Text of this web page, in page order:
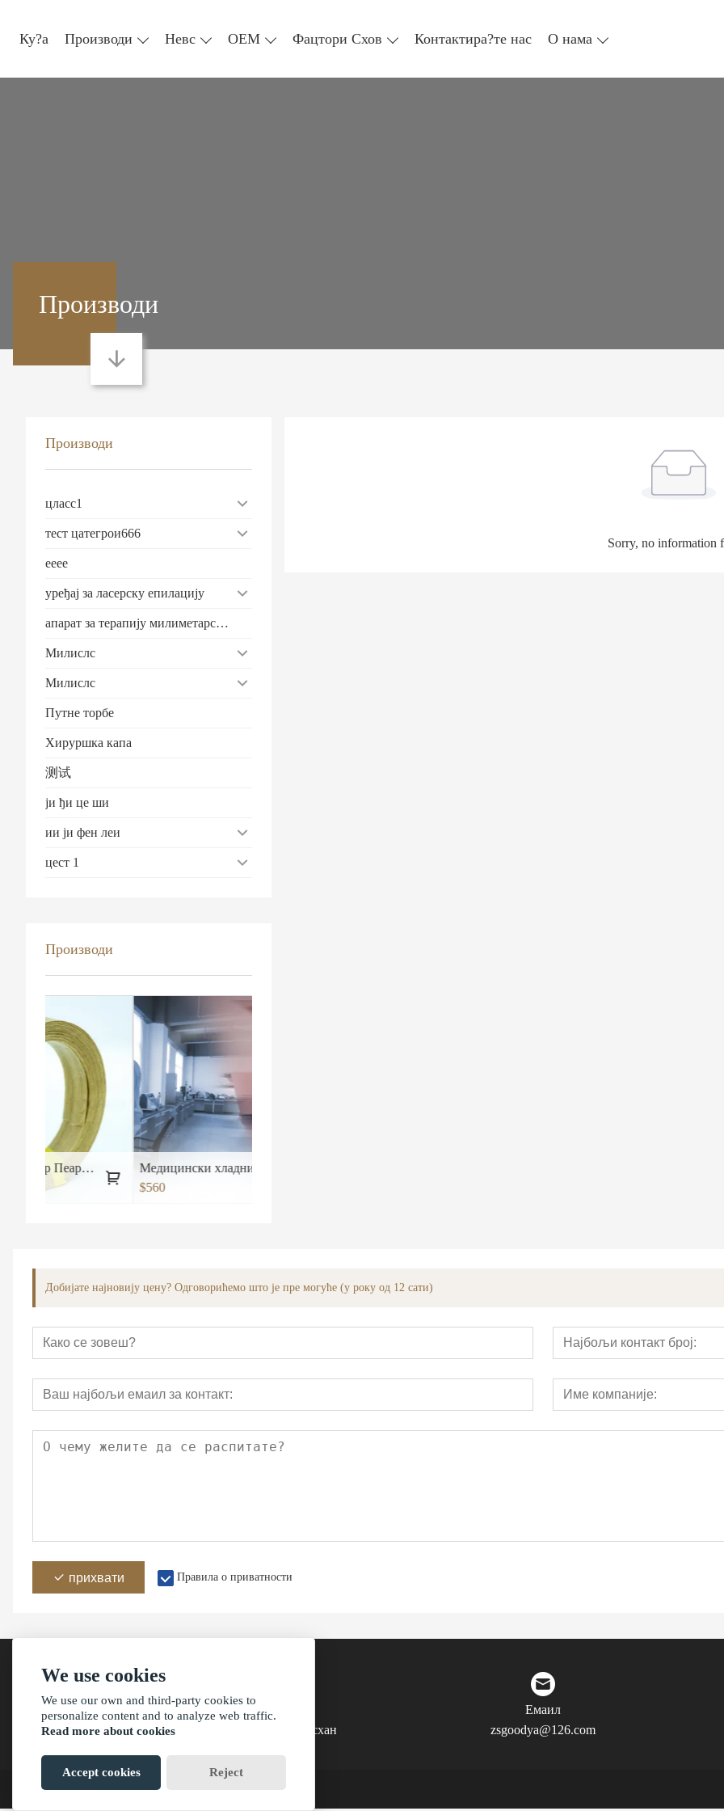
Ку?а Производи Невс ОЕМ Фацтори Схов Контактира?те нас О нама
Производи
Производи
цласс1
тест цатегрои666
ееее
уређај за ласерску епилацију
апарат за терапију милиметарским таласима
Милислс
Милислс
Путне торбе
Хируршка капа
测试
ји ђи це ши
ии ји фен леи
цест 1
Производи
Медицински хладни ласерски ниво опреме Машина за терапију бр.2
$560
Sorry, no information
Добијате најновију цену? Одговорићемо што је пре могуће (у року од 12 сати)
прихвати Правила о приватности
Адреса
Зграда 4, село Баисхихуан, град Санкианг, Зхонгсхан
Емаил
zsgoodya@126.com
?2021 ваимаониу.нет
We use cookies
We use our own and third-party cookies to
personalize content and to analyze web traffic.
Read more about cookies
Accept cookies Reject